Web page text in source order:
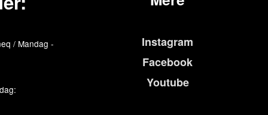
/ Mandag -
Instagram
Facebook
Youtube